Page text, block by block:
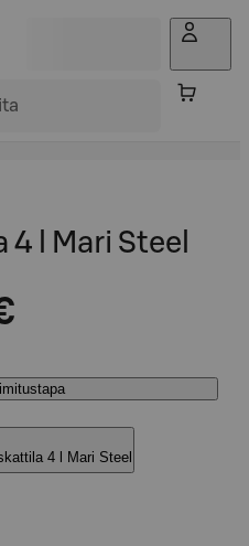
l Mari Steel
4 l Mari Steel